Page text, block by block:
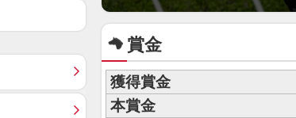
賞金
獲得賞金
本賞金